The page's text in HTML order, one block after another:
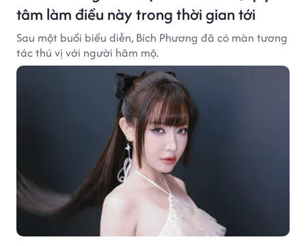
tâm làm điều này trong thời gian tới
Sau một buổi biểu diễn, Bích Phương đã có màn tương
tác thú vị với người hâm mộ.